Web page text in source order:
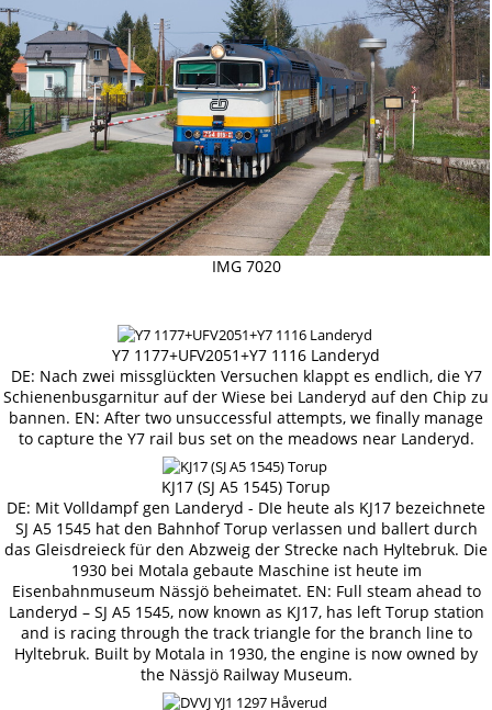
IMG 7020
Y7 1177+UFV2051+Y7 1116 Landeryd
DE: Nach zwei missglückten Versuchen klappt es endlich, die Y7
Schienenbusgarnitur auf der Wiese bei Landeryd auf den Chip zu
bannen. EN: After two unsuccessful attempts, we finally manage
to capture the Y7 rail bus set on the meadows near Landeryd.
KJ17 (SJ A5 1545) Torup
DE: Mit Volldampf gen Landeryd - DIe heute als KJ17 bezeichnete
SJ A5 1545 hat den Bahnhof Torup verlassen und ballert durch
das Gleisdreieck für den Abzweig der Strecke nach Hyltebruk. Die
1930 bei Motala gebaute Maschine ist heute im
Eisenbahnmuseum Nässjö beheimatet. EN: Full steam ahead to
Landeryd – SJ A5 1545, now known as KJ17, has left Torup station
and is racing through the track triangle for the branch line to
Hyltebruk. Built by Motala in 1930, the engine is now owned by
the Nässjö Railway Museum.